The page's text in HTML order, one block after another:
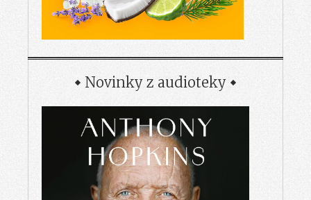
Novinky z audioteky